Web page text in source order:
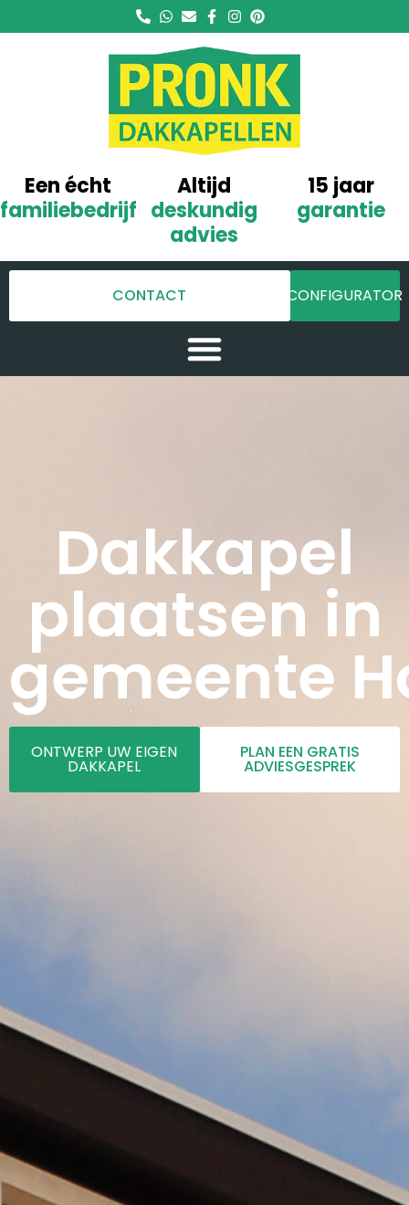
Een écht
familiebedrijf
Altijd
deskundig
advies
15 jaar
garantie
CONTACT CONFIGURATOR
Dakkapel
plaatsen in
gemeente
ONTWERP UW EIGEN
DAKKAPEL
PLAN EEN GRATIS
ADVIESGESPREK